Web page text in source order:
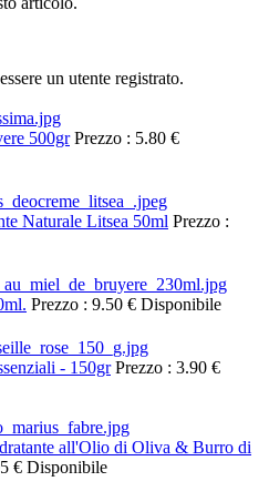
un utente registrato.
500gr Prezzo : 5.80 €
Naturale Litsea 50ml Prezzo :
Prezzo : 9.50 € Disponibile
- 150gr Prezzo : 3.90 €
all'Olio di Oliva & Burro di
€ Disponibile